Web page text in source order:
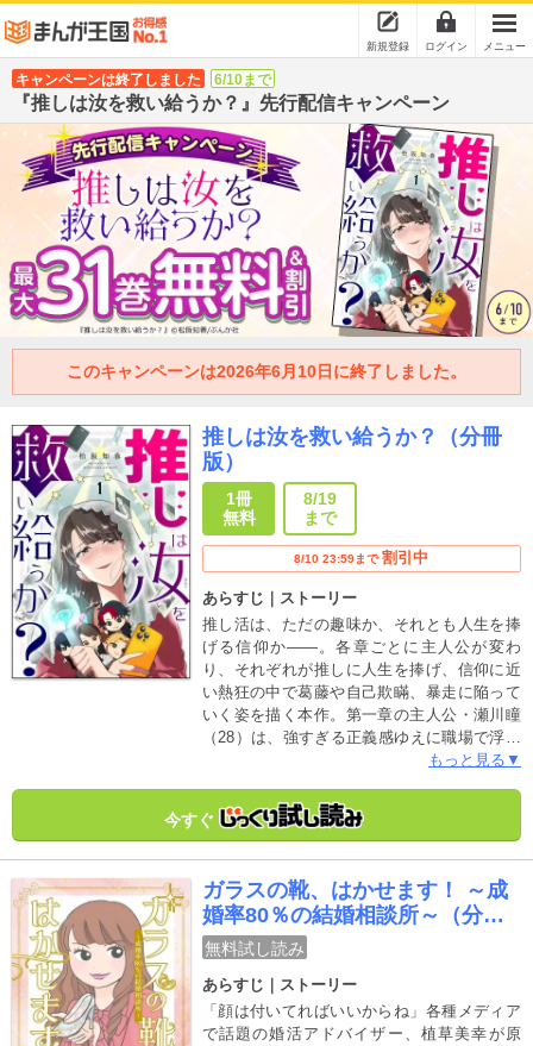
新規登録 ログイン メニュー
キャンペーンは終了しました 6/10まで
『推しは汝を救い給うか？』先行配信キャンペーン
このキャンペーンは2026年6月10日に終了しました。
推しは汝を救い給うか？（分冊
版）
1冊
無料
8/19
まで
8/10 23:59まで 割引中
あらすじ｜ストーリー
推し活は、ただの趣味か、それとも人生を捧
げる信仰か――。各章ごとに主人公が変わ
り、それぞれが推しに人生を捧げ、信仰に近
い熱狂の中で葛藤や自己欺瞞、暴走に陥って
いく姿を描く本作。第一章の主人公・瀬川瞳
（28）は、強すぎる正義感ゆえに職場で浮い
てしまっていた。そんな彼女にとって、男性
心の拠り所だった。ある日、Seasonのファン
トラブルがSNS上で炎上し、グループ自体も
ク”として称賛と支持を集めていくが、その正
義は、次第に彼女自身を飲み込んでいき…!?
もっと見る▼
今すぐ
ガラスの靴、はかせます！ ～成
婚率80％の結婚相談所～（分冊
版）
無料試し読み
あらすじ｜ストーリー
「顔は付いてればいいからね」各種メディア
で話題の婚活アドバイザー、植草美幸が原